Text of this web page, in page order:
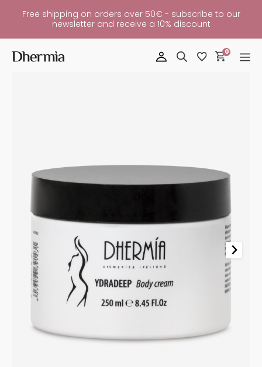
Free shipping on orders over 50€ - subscribe to our
newsletter and receive a 10% discount
0